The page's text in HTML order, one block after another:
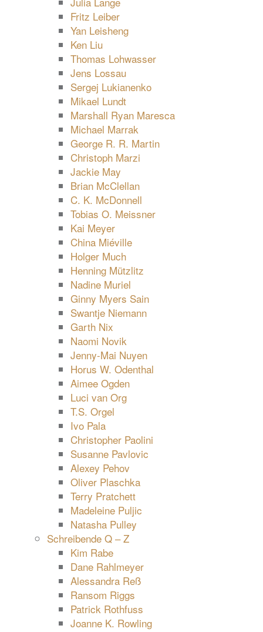
Fritz Leiber
Yan Leisheng
Ken Liu
Thomas Lohwasser
Jens Lossau
Sergej Lukianenko
Mikael Lundt
Marshall Ryan Maresca
Michael Marrak
George R. R. Martin
Christoph Marzi
Jackie May
Brian McClellan
C. K. McDonnell
Tobias O. Meissner
Kai Meyer
China Miéville
Holger Much
Henning Mützlitz
Nadine Muriel
Ginny Myers Sain
Swantje Niemann
Garth Nix
Naomi Novik
Jenny-Mai Nuyen
Horus W. Odenthal
Aimee Ogden
Luci van Org
T.S. Orgel
Ivo Pala
Christopher Paolini
Susanne Pavlovic
Alexey Pehov
Oliver Plaschka
Terry Pratchett
Madeleine Puljic
Natasha Pulley
Schreibende Q – Z
Kim Rabe
Dane Rahlmeyer
Alessandra Reß
Ransom Riggs
Patrick Rothfuss
Joanne K. Rowling